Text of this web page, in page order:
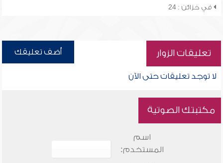
في خزائن : 24
تعليقات الزوار أضف تعليقك
لا توجد تعليقات حتى الآن
مكتبتك الصوتية
اسم
المستخدم: